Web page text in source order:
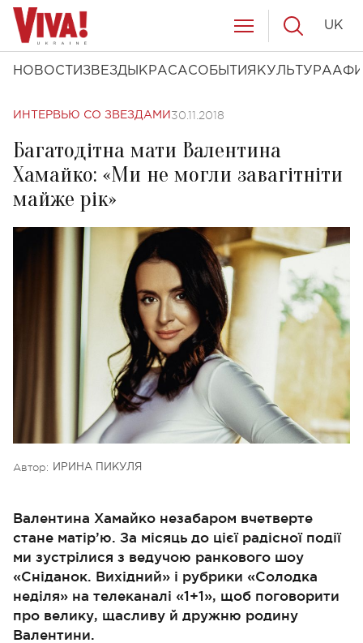
НОВОСТИ ЗВЕЗДЫ КРАСАСОБЫТИЯ КУЛЬТУРА
UK
ИНТЕРВЬЮ СО ЗВЕЗДАМИ 30.11.2018
Багатодітна мати Валентина
Хамайко: «Ми не могли завагітніти
майже рік»
Автор: ИРИНА ПИКУЛЯ
Валентина Хамайко незабаром вчетверте
стане матір’ю. За місяць до цієї радісної події
ми зустрілися з ведучою ранкового шоу
«Сніданок. Вихідний» і рубрики «Солодка
неділя» на телеканалі «1+1», щоб поговорити
про велику, щасливу й дружню родину
Валентини.